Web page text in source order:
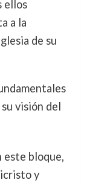
ellos
a la
de su
visión del
este bloque,
y